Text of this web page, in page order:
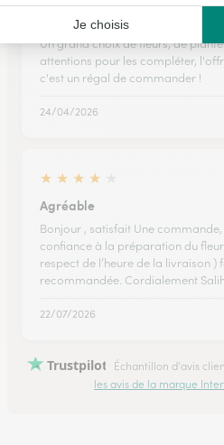
Choix, rapidité, efficacité,
Un grand choix de fleurs, de
attentions pour les compléter,
c'est un régal de commander !
24/04/2026
★ ★ ★ ★
Agréable
Bonjour , satisfait Une
confiance à la préparation du
respect de l’heure de la livraison )
recommandée. Cordialement
22/07/2026
Trustpilot Échantillon d'avis
les avis de la marque